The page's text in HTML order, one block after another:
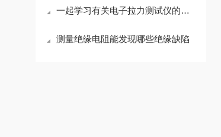
一起学习有关电子拉力测试仪的知识
测量绝缘电阻能发现哪些绝缘缺陷